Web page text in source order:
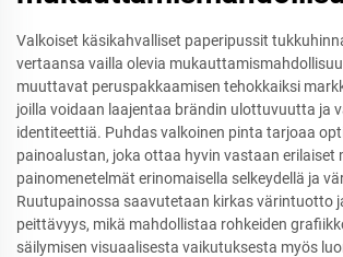
Valkoiset käsikahvalliset paperipussit
vertaansa vailla olevia
muuttavat peruspakkaamisen tehokkaiksi
joilla voidaan laajentaa brändin ulottuvuutta ja
identiteettiä. Puhdas valkoinen pinta tarjoaa
painoalustan, joka ottaa hyvin vastaan erilaiset
painomenetelmät erinomaisella selkeydellä ja
Ruutupainossa saavutetaan kirkas värintuotto
peittävyys, mikä mahdollistaa rohkeiden
säilymisen visuaalisesta vaikutuksesta myös